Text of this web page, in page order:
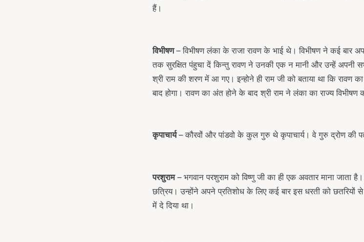
हैं।
विभीषण– विभीषण लंका के राजा रावण के भाई थे। विभीषण ने कई बार
तक सुरक्षित पंहुचा दें किन्तु रावण ने उनकी एक न मानी और उन्हें अपनी
श्री राम की शरण में आ गए। इन्होने ही राम जी को बताया था कि
बाद होगा। रावण का अंत होने के बाद श्री राम ने लंका का राज्य विभीषण
कृपाचार्य– कौरवों और पांडवो के कुल गुरु थे कृपाचार्य। वे गुरु द्रोण की
परशुराम– भगवान परशुराम को विष्णु जी का ही एक अवतार माना जाता
छत्रिय। उन्होंने अपने प्रतिशोध के लिए कई बार इस धरती को छतरियों
में दे दिया था।